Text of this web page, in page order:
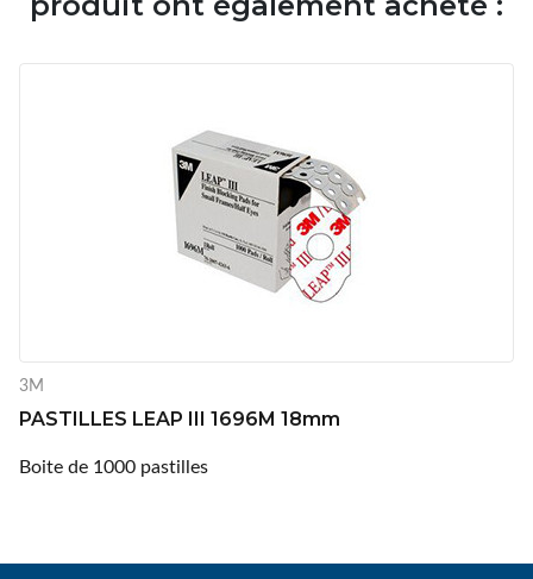
3M
PASTILLES LEAP III 1696M 18mm
Boite de 1000 pastilles